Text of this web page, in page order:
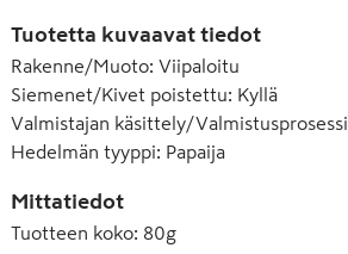
Tuotetta kuvaavat tiedot
Rakenne/Muoto: Viipaloitu
Siemenet/Kivet poistettu: Kyllä
Valmistajan käsittely/Valmistusprosessi
Hedelmän tyyppi: Papaija
Mittatiedot
Tuotteen koko: 80g